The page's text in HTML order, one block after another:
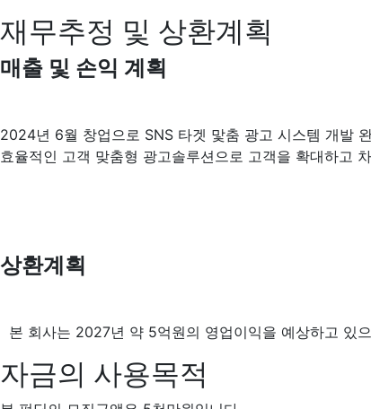
재무추정 및 상환계획
매출 및 손익 계획
2024년 6월 창업으로 SNS 타겟 맟춤 광고 시스템 개발
효율적인 고객 맞춤형 광고솔루션으로 고객을 확대하고
상환계획
본 회사는 2027년 약 5억원의 영업이익을 예상하고 있
자금의 사용목적